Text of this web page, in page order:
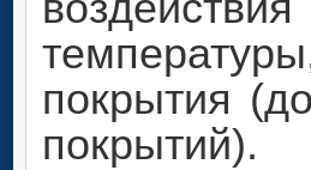
покрытия
покрытий).